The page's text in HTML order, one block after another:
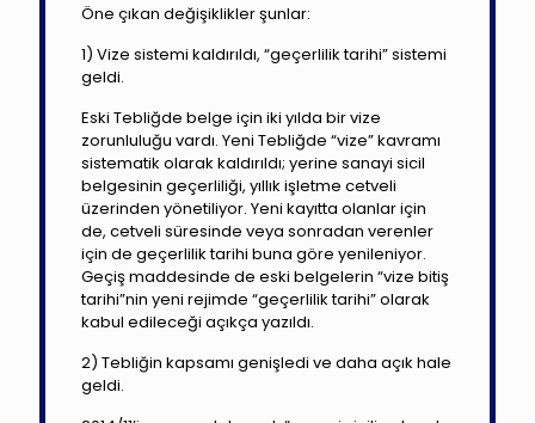
Öne çıkan değişiklikler şunlar:
1) Vize sistemi kaldırıldı, “geçerlilik tarihi” sistemi
geldi.
Eski Tebliğde belge için iki yılda bir vize
zorunluluğu vardı. Yeni Tebliğde “vize” kavramı
sistematik olarak kaldırıldı; yerine sanayi sicil
belgesinin geçerliliği, yıllık işletme cetveli
üzerinden yönetiliyor. Yeni kayıtta olanlar için
de, cetveli süresinde veya sonradan verenler
için de geçerlilik tarihi buna göre yenileniyor.
Geçiş maddesinde de eski belgelerin “vize bitiş
tarihi”nin yeni rejimde “geçerlilik tarihi” olarak
kabul edileceği açıkça yazıldı.
2) Tebliğin kapsamı genişledi ve daha açık hale
geldi.